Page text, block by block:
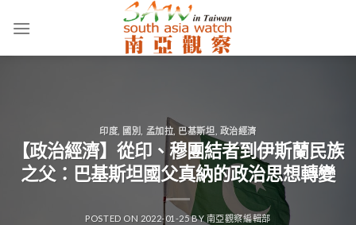
印度 國別 孟加拉 巴基斯坦 政治經濟
【政治經濟】從印、穆團結者到伊斯蘭民族
之父：巴基斯坦國父真納的政治思想轉變
POSTED ON 2022-01-25BY 南亞觀察編輯部